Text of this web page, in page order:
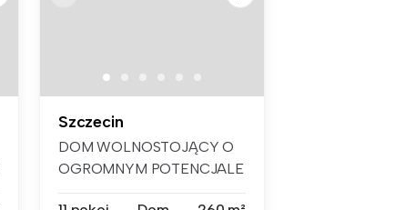
Szczecin
DOM WOLNOSTOJĄCY O
OGROMNYM POTENCJALE